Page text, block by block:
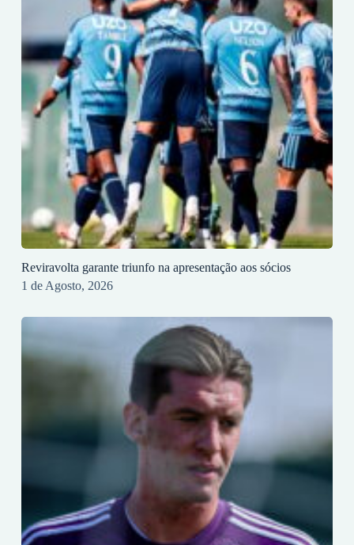
Reviravolta garante triunfo na apresentação aos sócios
1 de Agosto, 2026